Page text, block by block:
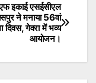
इकाई एसईसीएल
ने मनाया 56वां
दिवस, गेवरा में भव्य
आयोजन।